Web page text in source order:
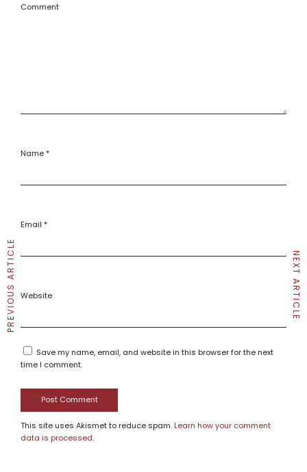
Comment
Name*
Email *
Website
Save my name, email, and website in this browser for the next
time I comment.
This site uses Akismet to reduce spam. Learn how your comment
data is processed.
PREVIOUS ARTICLE NEXT ARTICLE